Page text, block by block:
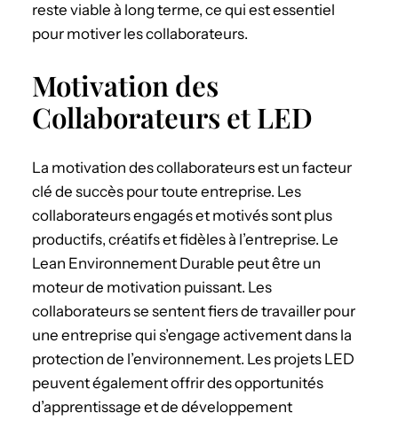
reste viable à long terme, ce qui est essentiel
pour motiver les collaborateurs.
Motivation des
Collaborateurs et LED
La motivation des collaborateurs est un facteur
clé de succès pour toute entreprise. Les
collaborateurs engagés et motivés sont plus
productifs, créatifs et fidèles à l’entreprise. Le
Lean Environnement Durable peut être un
moteur de motivation puissant. Les
collaborateurs se sentent fiers de travailler pour
une entreprise qui s’engage activement dans la
protection de l’environnement. Les projets LED
peuvent également offrir des opportunités
d’apprentissage et de développement